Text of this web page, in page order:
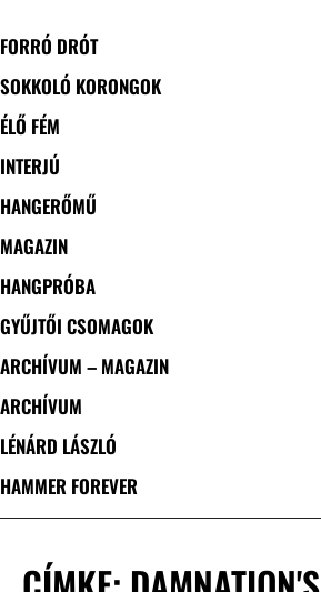
FORRÓ DRÓT
SOKKOLÓ KORONGOK
ÉLŐ FÉM
INTERJÚ
HANGERŐMŰ
MAGAZIN
HANGPRÓBA
GYŰJTŐI CSOMAGOK
ARCHÍVUM – MAGAZIN
ARCHÍVUM
LÉNÁRD LÁSZLÓ
HAMMER FOREVER